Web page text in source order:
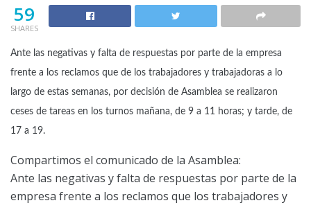
59
SHARES
Ante las negativas y falta de respuestas por parte de la empresa
frente a los reclamos que de los trabajadores y trabajadoras a lo
largo de estas semanas, por decisión de Asamblea se realizaron
ceses de tareas en los turnos mañana, de 9 a 11 horas; y tarde, de
17 a 19.
Compartimos el comunicado de la Asamblea:
Ante las negativas y falta de respuestas por parte de la
empresa frente a los reclamos que los trabajadores y